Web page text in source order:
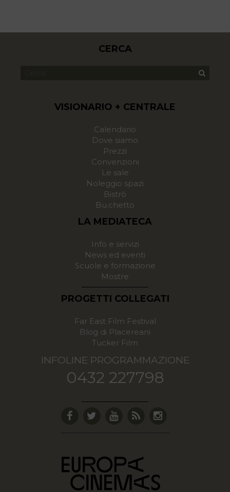
CERCA
VISIONARIO + CENTRALE
Calendario
Dove siamo
Prezzi
Convenzioni
Le sale
Noleggio spazi
Bistrò
Bu.chetto
LA MEDIATECA
Info e servizi
News ed eventi
Scuole e formazione
Mostre
PROGETTI COLLEGATI
Far East Film Festival
Blog di Placereani
Tucker Film
INFOLINE PROGRAMMAZIONE
0432 227798